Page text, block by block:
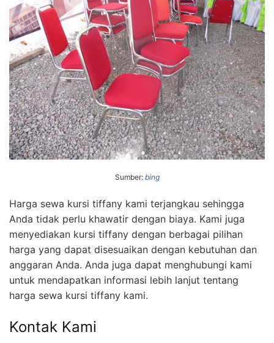
Sumber: bing
Harga sewa kursi tiffany kami terjangkau sehingga
Anda tidak perlu khawatir dengan biaya. Kami juga
menyediakan kursi tiffany dengan berbagai pilihan
harga yang dapat disesuaikan dengan kebutuhan dan
anggaran Anda. Anda juga dapat menghubungi kami
untuk mendapatkan informasi lebih lanjut tentang
harga sewa kursi tiffany kami.
Kontak Kami